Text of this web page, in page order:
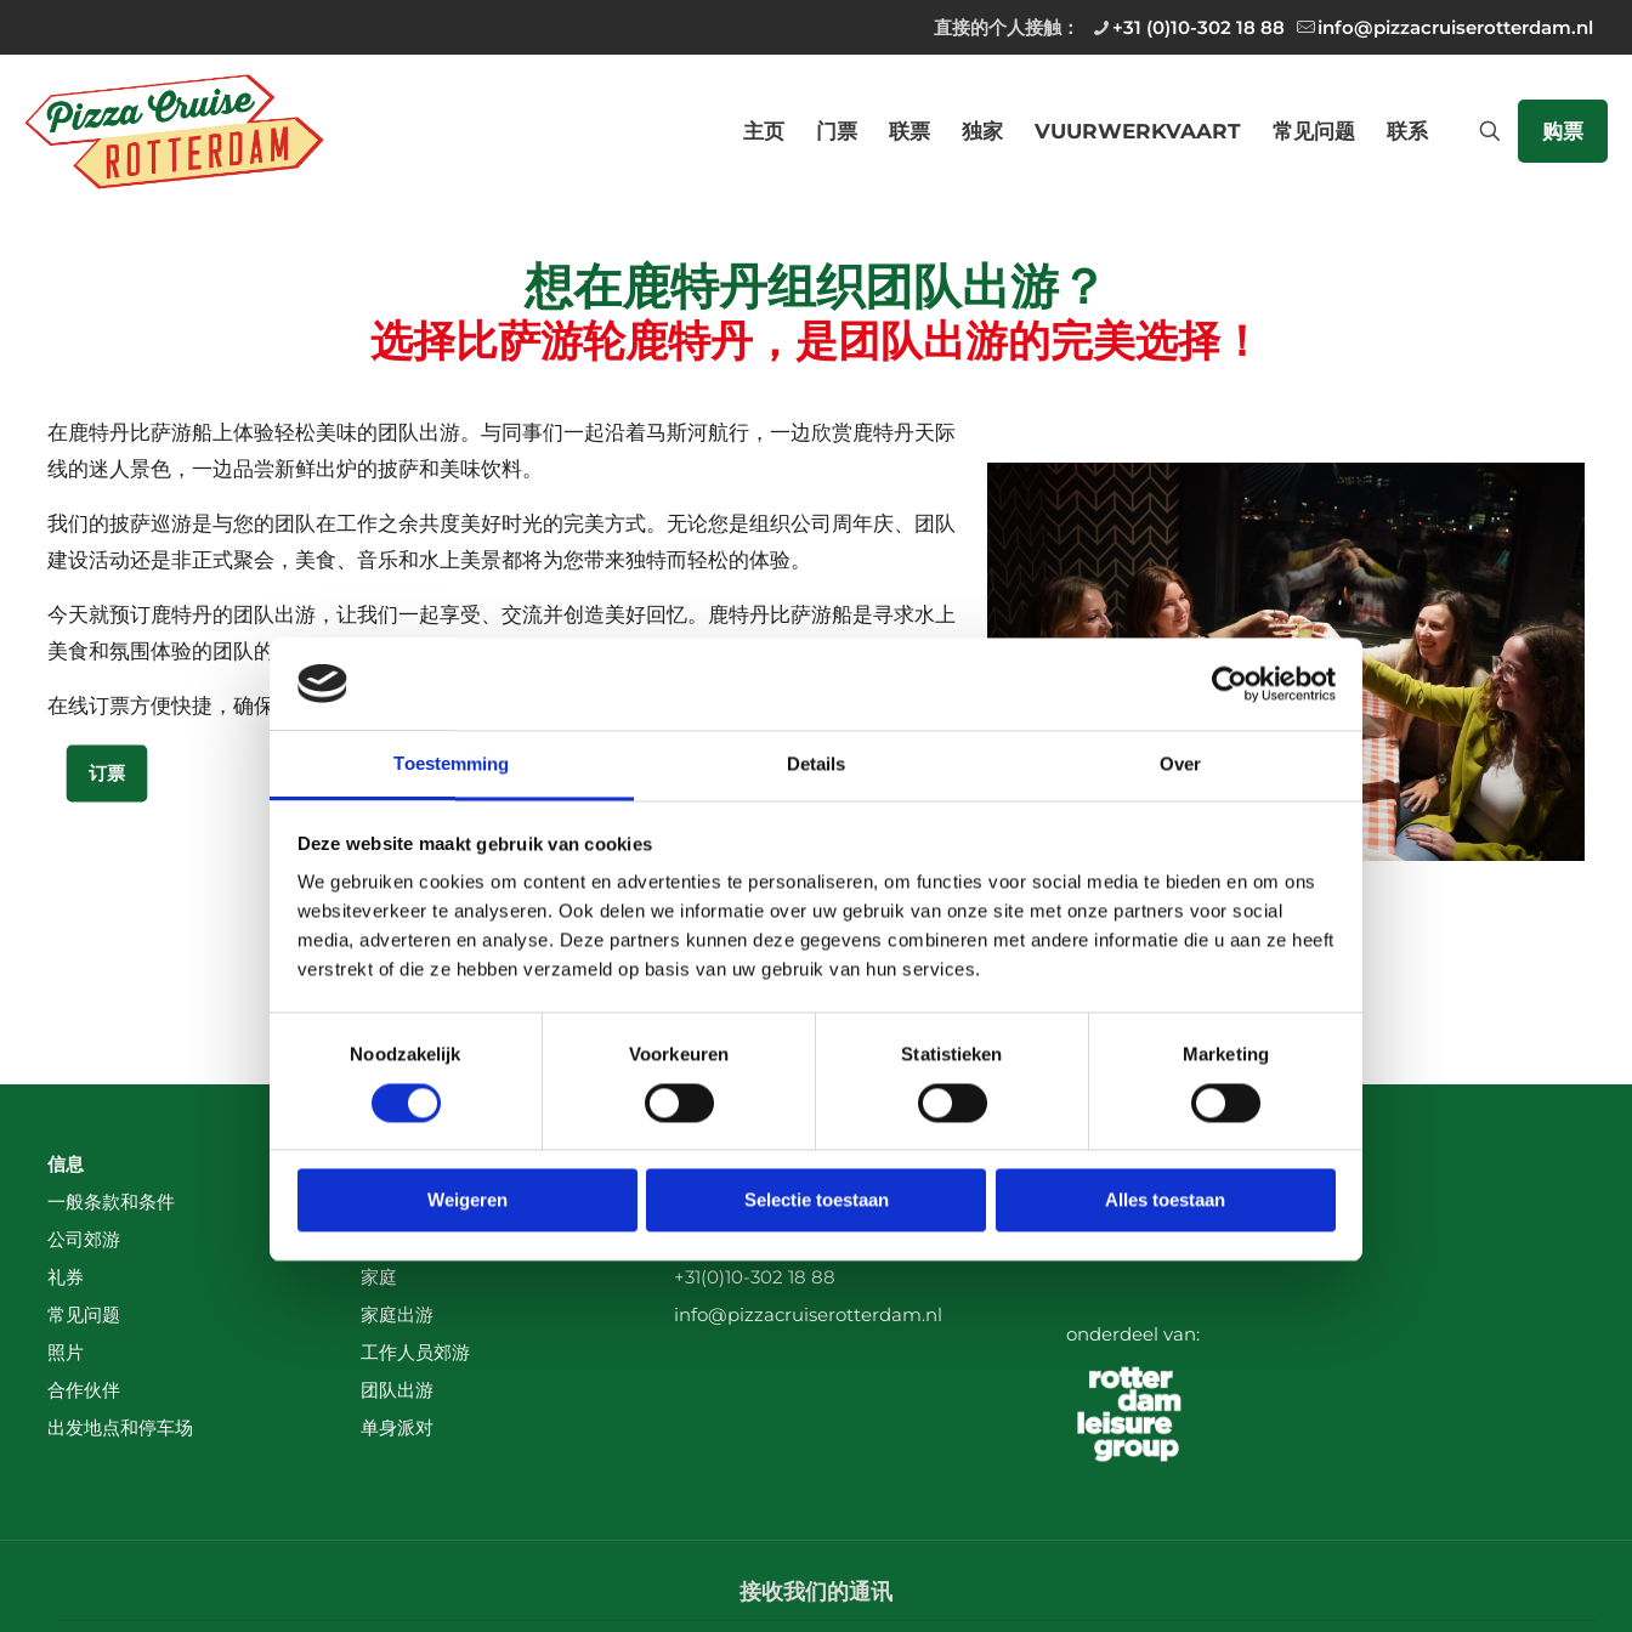
Toestemming Details Over
Deze website maakt gebruik van cookies
We gebruiken cookies om content en advertenties te personaliseren, om functies voor social media te bieden en om ons
websiteverkeer te analyseren. Ook delen we informatie over uw gebruik van onze site met onze partners voor social
media, adverteren en analyse. Deze partners kunnen deze gegevens combineren met andere informatie die u aan ze heeft
verstrekt of die ze hebben verzameld op basis van uw gebruik van hun services.
Noodzakelijk
Voorkeuren Statistieken Marketing
Weigeren Selectie toestaan Alles toestaan
直接的个人接触： +31 (0)10-302 18 88 info@pizzacruiserotterdam.nl
主页 门票 联票 独家 VUURWERKVAART 常见问题 联系 购票
想在鹿特丹组织团队出游？
选择比萨游轮鹿特丹，是团队出游的完美选择！
在鹿特丹比萨游船上体验轻松美味的团队出游。与同事们一起沿着马斯河航行，一边欣赏鹿特丹天际
线的迷人景色，一边品尝新鲜出炉的披萨和美味饮料。
我们的披萨巡游是与您的团队在工作之余共度美好时光的完美方式。无论您是组织公司周年庆、团队
建设活动还是非正式聚会，美食、音乐和水上美景都将为您带来独特而轻松的体验。
今天就预订鹿特丹的团队出游，让我们一起享受、交流并创造美好回忆。鹿特丹比萨游船是寻求水上
美食和氛围体验的团队的理想选择。
在线订票方便快捷，确保团队出游的座位。建议及时预订，以免失望。
订票
您有问题吗？
信息
一般条款和条件
公司郊游
礼券
常见问题
照片
合作伙伴
出发地点和停车场
团体
公司郊游
约会之夜
家庭
家庭出游
工作人员郊游
团队出游
单身派对
联系
Parkhaven 15
3016 GM Rotterdam
+31(0)10-302 18 88
info@pizzacruiserotterdam.nl
Volg onze socials!
onderdeel van:
接收我们的通讯